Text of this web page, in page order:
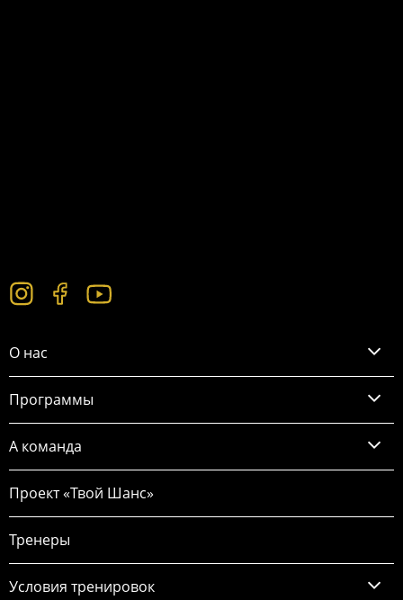
О нас
Программы
А команда
Проект «Твой Шанс»
Тренеры
Условия тренировок